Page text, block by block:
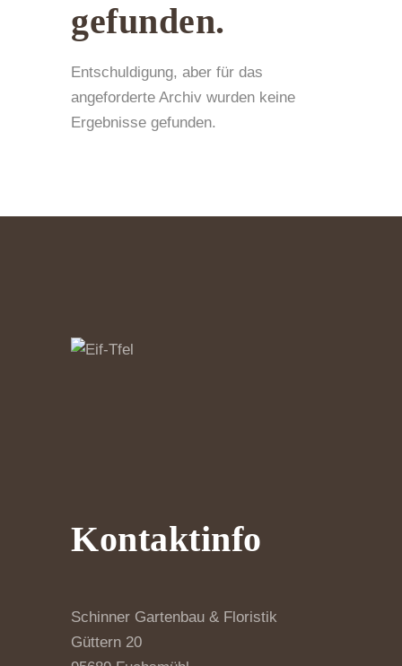
gefunden.
Entschuldigung, aber für das
angeforderte Archiv wurden keine
Ergebnisse gefunden.
Kontaktinfo
Schinner Gartenbau & Floristik
Güttern 20